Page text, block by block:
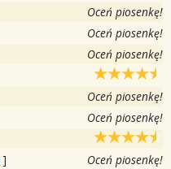
Oceń piosenkę!
Oceń piosenkę!
Oceń piosenkę!
Oceń piosenkę!
Oceń piosenkę!
] Oceń piosenkę!